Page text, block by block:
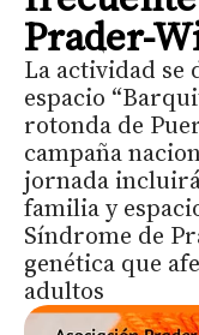
Prader-
La actividad se
espacio
rotonda de
campaña
jornada
familia y
Síndrome de
genética que
adultos